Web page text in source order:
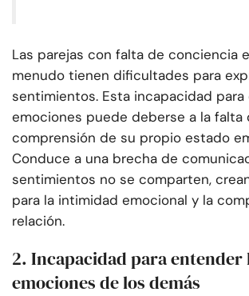
Las parejas con falta de conciencia
menudo tienen dificultades para
sentimientos. Esta incapacidad para
emociones puede deberse a la falta
comprensión de su propio estado
Conduce a una brecha de
sentimientos no se comparten,
para la intimidad emocional y la
relación.
2. Incapacidad para entender
emociones de los demás